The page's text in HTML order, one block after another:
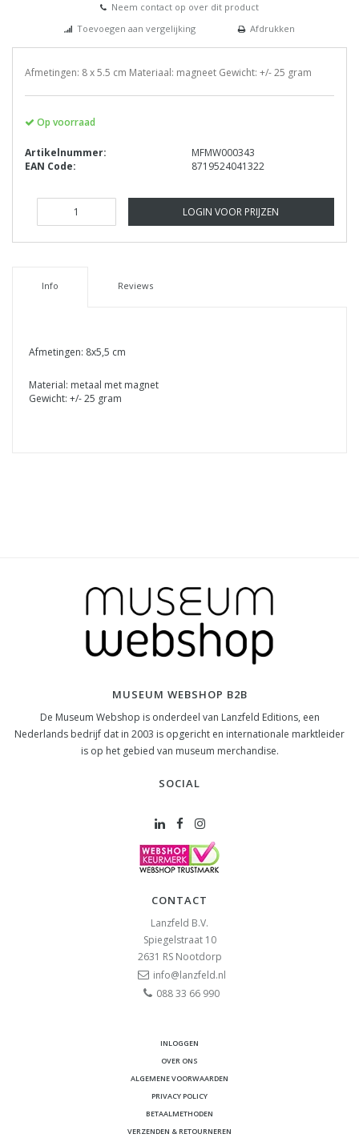
Neem contact op over dit product
Toevoegen aan vergelijking
Afdrukken
Afmetingen: 8 x 5.5 cm Materiaal: magneet Gewicht: +/- 25 gram
Op voorraad
Artikelnummer:
MFMW000343
EAN Code:
8719524041322
LOGIN VOOR PRIJZEN
Info Reviews
Afmetingen: 8x5,5 cm
Material: metaal met magnet
Gewicht: +/- 25 gram
MUSEUM WEBSHOP B2B
De Museum Webshop is onderdeel van Lanzfeld Editions, een
Nederlands bedrijf dat in 2003 is opgericht en internationale marktleider
is op het gebied van museum merchandise.
SOCIAL
CONTACT
Lanzfeld B.V.
Spiegelstraat 10
2631 RS Nootdorp
info@lanzfeld.nl
088 33 66 990
INLOGGEN
OVER ONS
ALGEMENE VOORWAARDEN
PRIVACY POLICY
BETAALMETHODEN
VERZENDEN & RETOURNEREN